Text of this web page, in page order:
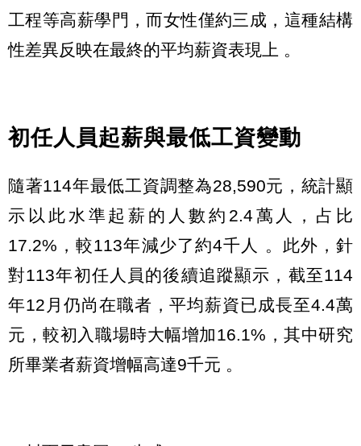
工程等高薪學門，而女性僅約三成，這種結構
性差異反映在最終的平均薪資表現上 。
初任人員起薪與最低工資變動
隨著114年最低工資調整為28,590元，統計顯
示以此水準起薪的人數約2.4萬人，占比
17.2%，較113年減少了約4千人 。此外，針
對113年初任人員的後續追蹤顯示，截至114
年12月仍尚在職者，平均薪資已成長至4.4萬
元，較初入職場時大幅增加16.1%，其中研究
所畢業者薪資增幅高達9千元 。